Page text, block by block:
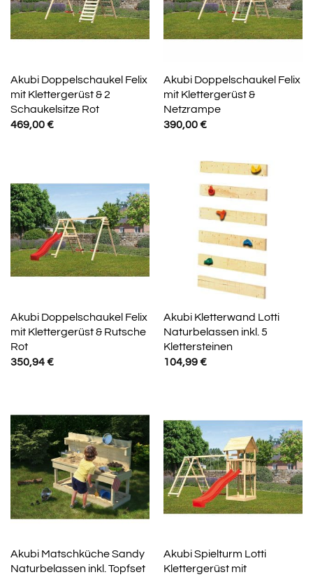
Akubi Doppelschaukel Felix
mit Klettergerüst & 2
Schaukelsitze Rot
469,00€
Akubi Doppelschaukel Felix
mit Klettergerüst &
Netzrampe
390,00€
Akubi Doppelschaukel Felix
mit Klettergerüst & Rutsche
Rot
350,94€
Akubi Kletterwand Lotti
Naturbelassen inkl. 5
Klettersteinen
104,99€
Akubi Matschküche Sandy
Naturbelassen inkl. Topfset
Akubi Spielturm Lotti
Klettergerüst mit